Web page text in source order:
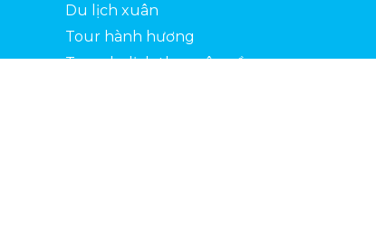
Du lịch xuân
Tour hành hương
Tour du lịch theo yêu cầu